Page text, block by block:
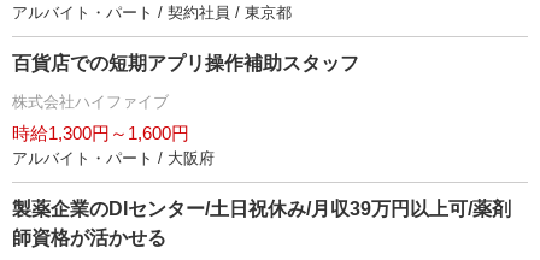
アルバイト・パート / 契約社員 / 東京都
百貨店での短期アプリ操作補助スタッフ
株式会社ハイファイブ
時給1,300円～1,600円
アルバイト・パート / 大阪府
製薬企業のDIセンター/土日祝休み/月収39万円以上可/薬剤
師資格が活かせる